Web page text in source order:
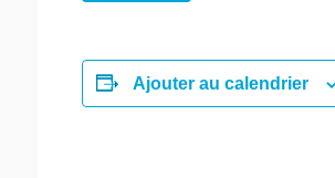
Ajouter au calendrier